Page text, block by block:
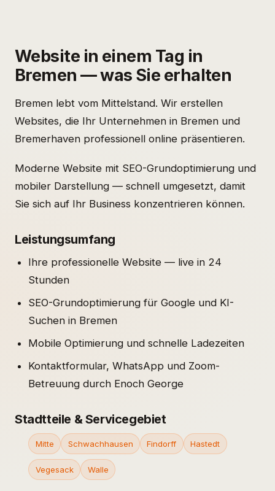
Website in einem Tag in
Bremen — was Sie erhalten
Bremen lebt vom Mittelstand. Wir erstellen
Websites, die Ihr Unternehmen in Bremen und
Bremerhaven professionell online präsentieren.
Moderne Website mit SEO-Grundoptimierung und
mobiler Darstellung — schnell umgesetzt, damit
Sie sich auf Ihr Business konzentrieren können.
Leistungsumfang
Ihre professionelle Website — live in 24
Stunden
SEO-Grundoptimierung für Google und KI-
Suchen in Bremen
Mobile Optimierung und schnelle Ladezeiten
Kontaktformular, WhatsApp und Zoom-
Betreuung durch Enoch George
Stadtteile & Servicegebiet
Mitte Schwachhausen Findorff Hastedt
Vegesack Walle